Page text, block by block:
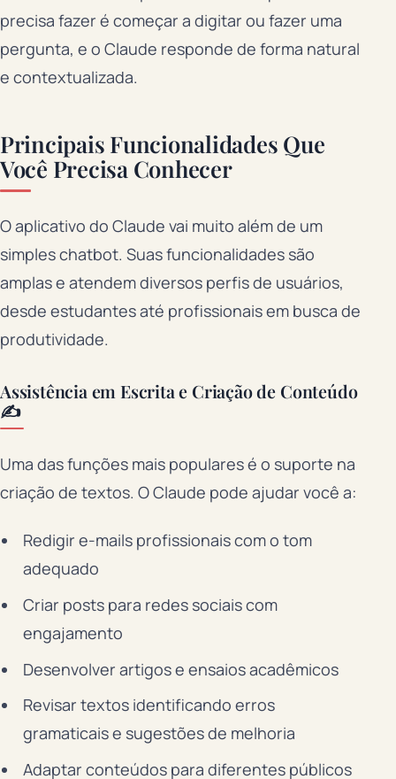
precisa fazer é começar a digitar ou fazer uma
pergunta, e o Claude responde de forma natural
e contextualizada.
Principais Funcionalidades Que
Você Precisa Conhecer
O aplicativo do Claude vai muito além de um
simples chatbot. Suas funcionalidades são
amplas e atendem diversos perfis de usuários,
desde estudantes até profissionais em busca de
produtividade.
Assistência em Escrita e Criação de Conteúdo
✍️
Uma das funções mais populares é o suporte na
criação de textos. O Claude pode ajudar você a:
Redigir e-mails profissionais com o tom
adequado
Criar posts para redes sociais com
engajamento
Desenvolver artigos e ensaios acadêmicos
Revisar textos identificando erros
gramaticais e sugestões de melhoria
Adaptar conteúdos para diferentes públicos